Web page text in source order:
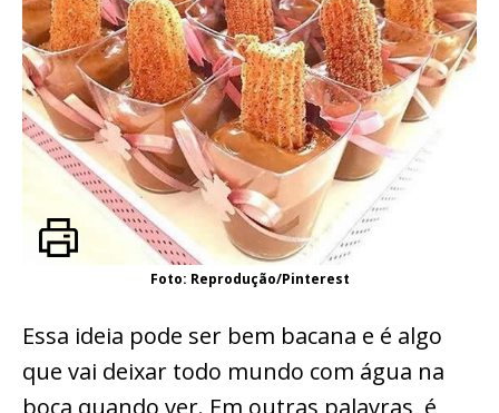
Foto: Reprodução/Pinterest
Essa ideia pode ser bem bacana e é algo
que vai deixar todo mundo com água na
boca quando ver. Em outras palavras, é